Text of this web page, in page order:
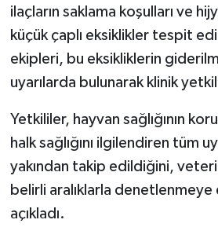
ilaçların saklama koşulları ve
küçük çaplı eksiklikler tespit
ekipleri, bu eksikliklerin
uyarılarda bulunarak klinik
Yetkililer, hayvan sağlığının
halk sağlığını ilgilendiren tüm
yakından takip edildiğini,
belirli aralıklarla
açıkladı.